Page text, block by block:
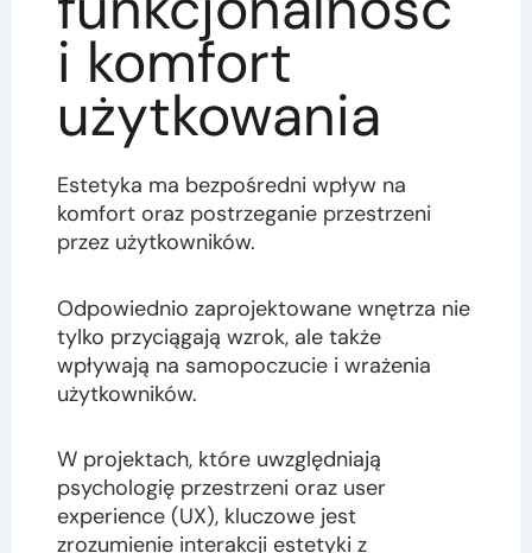
i komfort
użytkowania
Estetyka ma bezpośredni wpływ na
komfort oraz postrzeganie przestrzeni
przez użytkowników.
Odpowiednio zaprojektowane wnętrza nie
tylko przyciągają wzrok, ale także
wpływają na samopoczucie i wrażenia
użytkowników.
W projektach, które uwzględniają
psychologię przestrzeni oraz user
experience (UX), kluczowe jest
zrozumienie interakcji estetyki z